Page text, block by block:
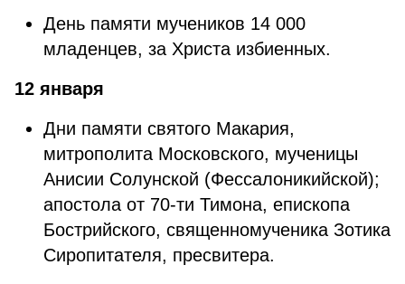
День памяти мучеников 14 000
младенцев, за Христа избиенных.
12 января
Дни памяти святого Макария,
митрополита Московского, мученицы
Анисии Солунской (Фессалоникийской);
апостола от 70-ти Тимона, епископа
Бострийского, священномученика Зотика
Сиропитателя, пресвитера.